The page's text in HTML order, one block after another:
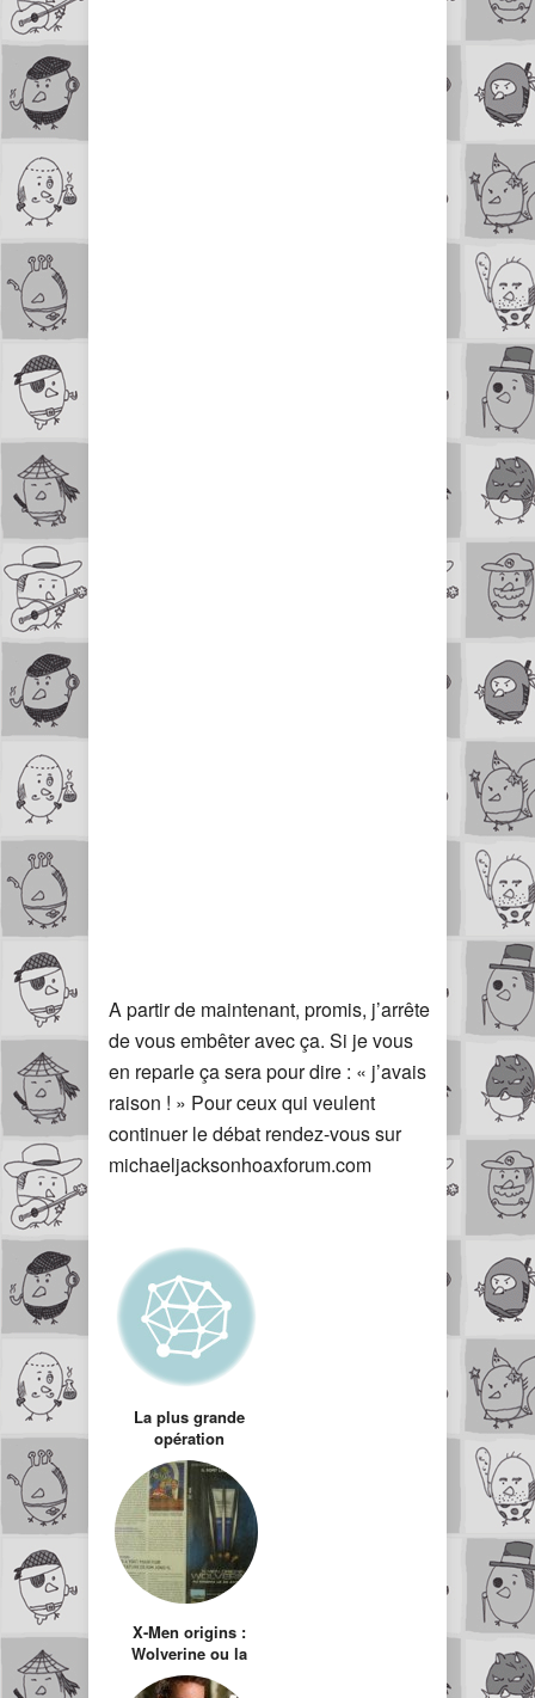
A partir de maintenant, promis, j’arrête
de vous embêter avec ça. Si je vous
en reparle ça sera pour dire : « j’avais
raison ! » Pour ceux qui veulent
continuer le débat rendez-vous sur
michaeljacksonhoaxforum.com
La plus grande
opération
marketing de tous
les temps : Michael
Jackson est-il
toujours en vie ?
X-Men origins :
Wolverine ou la
honte du